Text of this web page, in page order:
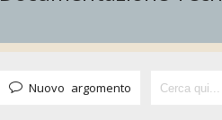
Nuovo argomento